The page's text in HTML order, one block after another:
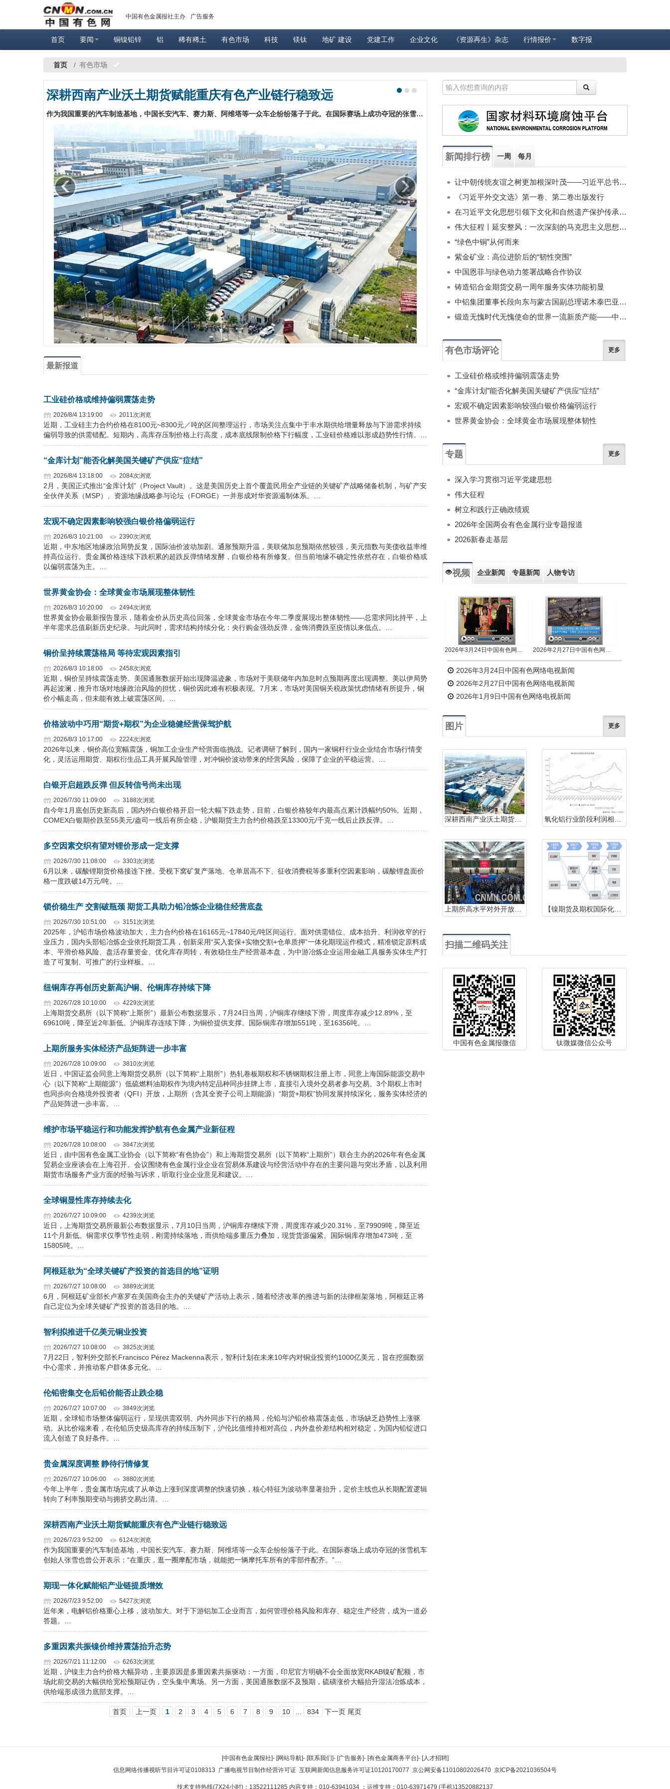
中国有色金属报社主办 广告服务
首页 要闻 铜镍铅锌 铝 稀有稀土 有色市场 科技 镁钛 地矿 建设 党建工作 企业文化 《资源再生》杂志 行情报价 数字报
首页 / 有色市场
深耕西南产业沃土期货赋能重庆有色产业链行稳致远
作为我国重要的汽车制造基地，中国长安汽车、赛力斯、阿维塔等一众车企纷纷落子于此。在国际赛场上成功夺冠的张雪机车创始人张雪也曾公开表示：“在重庆，逛一圈摩配市场，就能把一辆摩托车所有的零部件配齐。”…
‹ ›
最新报道
工业硅价格或维持偏弱震荡走势
2026/8/4 13:19:00 2011次浏览
近期，工业硅主力合约价格在8100元~8300元／吨的区间整理运行，市场关注点集中于丰水期供给增量释放与下游需求持续
偏弱导致的供需错配。短期内，高库存压制价格上行高度，成本底线限制价格下行幅度，工业硅价格难以形成趋势性行情。…
“金库计划”能否化解美国关键矿产供应“症结”
2026/8/4 13:18:00 2084次浏览
2月，美国正式推出“金库计划”（Project Vault）。这是美国历史上首个覆盖民用全产业链的关键矿产战略储备机制，与矿产安
全伙伴关系（MSP）、资源地缘战略参与论坛（FORGE）一并形成对华资源遏制体系。…
宏观不确定因素影响较强白银价格偏弱运行
2026/8/3 10:21:00 2390次浏览
近期，中东地区地缘政治局势反复，国际油价波动加剧。通胀预期升温，美联储加息预期依然较强，美元指数与美债收益率维
持高位运行。贵金属价格连续下跌积累的超跌反弹情绪发酵，白银价格有所修复。但当前地缘不确定性依然存在，白银价格或
以偏弱震荡为主。…
世界黄金协会：全球黄金市场展现整体韧性
2026/8/3 10:20:00 2494次浏览
世界黄金协会最新报告显示，随着金价从历史高位回落，全球黄金市场在今年二季度展现出整体韧性——总需求同比持平，上
半年需求总值刷新历史纪录。与此同时，需求结构持续分化：央行购金强劲反弹，金饰消费跌至疫情以来低点。…
铜价呈持续震荡格局 等待宏观因素指引
2026/8/3 10:18:00 2458次浏览
近期，铜价呈持续震荡走势。美国通胀数据开始出现降温迹象，市场对于美联储年内加息时点预期再度出现调整。美以伊局势
再起波澜，推升市场对地缘政治风险的担忧，铜价因此难有积极表现。7月末，市场对美国铜关税政策忧虑情绪有所提升，铜
价小幅走高，但未能有效上破震荡区间。…
价格波动中巧用“期货+期权”为企业稳健经营保驾护航
2026/8/3 10:17:00 2224次浏览
2026年以来，铜价高位宽幅震荡，铜加工企业生产经营面临挑战。记者调研了解到，国内一家铜杆行业企业结合市场行情变
化，灵活运用期货、期权衍生品工具开展风险管理，对冲铜价波动带来的经营风险，保障了企业的平稳运营。…
白银开启超跌反弹 但反转信号尚未出现
2026/7/30 11:09:00 3188次浏览
自今年1月底创历史新高后，国内外白银价格开启一轮大幅下跌走势，目前，白银价格较年内最高点累计跌幅约50%。近期，
COMEX白银期价跌至55美元/盎司一线后有所企稳，沪银期货主力合约价格跌至13300元/千克一线后止跌反弹。…
多空因素交织有望对锂价形成一定支撑
2026/7/30 11:08:00 3303次浏览
6月以来，碳酸锂期货价格接连下挫。受枧下窝矿复产落地、仓单居高不下、征收消费税等多重利空因素影响，碳酸锂盘面价
格一度跌破14万元/吨。…
锁价稳生产 交割破瓶颈 期货工具助力铅冶炼企业稳住经营底盘
2026/7/30 10:51:00 3151次浏览
2025年，沪铅市场价格波动加大，主力合约价格在16165元~17840元/吨区间运行。面对供需错位、成本抬升、利润收窄的行
业压力，国内头部铅冶炼企业依托期货工具，创新采用“买入套保+实物交割+仓单质押”一体化期现运作模式，精准锁定原料成
本、平滑价格风险、盘活存量资金、优化库存周转，有效稳住生产经营基本盘，为中游冶炼企业运用金融工具服务实体生产打
造了可复制、可推广的行业样板。…
纽铜库存再创历史新高沪铜、伦铜库存持续下降
2026/7/28 10:10:00 4229次浏览
上海期货交易所（以下简称“上斯所”）最新公布数据显示，7月24日当周，沪铜库存继续下滑，周度库存减少12.89%，至
69610吨，降至近2年新低。沪铜库存连续下降，为铜价提供支撑。国际铜库存增加551吨，至16356吨。…
上期所服务实体经济产品矩阵进一步丰富
2026/7/28 10:09:00 3810次浏览
近日，中国证监会同意上海期货交易所（以下简称“上期所”）热轧卷板期权和不锈钢期权注册上市，同意上海国际能源交易中
心（以下简称“上期能源”）低硫燃料油期权作为境内特定品种同步挂牌上市，直接引入境外交易者参与交易。3个期权上市时
也同步向合格境外投资者（QFI）开放，上期所（含其全资子公司上期能源）“期货+期权”协同发展持续深化，服务实体经济的
产品矩阵进一步丰富。…
维护市场平稳运行和功能发挥护航有色金属产业新征程
2026/7/28 10:08:00 3847次浏览
近日，由中国有色金属工业协会（以下简称“有色协会”）和上海期货交易所（以下简称“上期所”）联合主办的2026年有色金属
贸易企业座谈会在上海召开。会议围绕有色金属行业企业在贸易体系建设与经营活动中存在的主要问题与突出矛盾，以及利用
期货市场服务产业方面的经验与诉求，听取行业企业意见和建议。…
全球铜显性库存持续去化
2026/7/27 10:09:00 4239次浏览
近日，上海期货交易所最新公布数据显示，7月10日当周，沪铜库存继续下滑，周度库存减少20.31%，至79909吨，降至近
11个月新低。铜需求仅季节性走弱，刚需持续落地，而供给端多重压力叠加，现货货源偏紧。国际铜库存增加473吨，至
15805吨。…
阿根廷欲为“全球关键矿产投资的首选目的地”证明
2026/7/27 10:08:00 3889次浏览
6月，阿根廷矿业部长卢塞罗在美国商会主办的关键矿产活动上表示，随着经济改革的推进与新的法律框架落地，阿根廷正将
自己定位为全球关键矿产投资的首选目的地。…
智利拟推进千亿美元铜业投资
2026/7/27 10:08:00 3825次浏览
7月22日，智利外交部长Francisco Pérez Mackenna表示，智利计划在未来10年内对铜业投资约1000亿美元，旨在挖掘数据
中心需求，并推动客户群体多元化。…
伦铅密集交仓后铅价能否止跌企稳
2026/7/27 10:07:00 3849次浏览
近期，全球铅市场整体偏弱运行，呈现供需双弱、内外同步下行的格局，伦铅与沪铅价格震荡走低，市场缺乏趋势性上涨驱
动。从比价端来看，在伦铅历史级高库存的持续压制下，沪伦比值维持相对高位，内外盘价差结构相对稳定，为国内铅锭进口
流入创造了良好条件。…
贵金属深度调整 静待行情修复
2026/7/27 10:06:00 3880次浏览
今年上半年，贵金属市场完成了从单边上涨到深度调整的快速切换，核心特征为波动率显著抬升，定价主线也从长期配置逻辑
转向了利率预期变动与拥挤交易出清。…
深耕西南产业沃土期货赋能重庆有色产业链行稳致远
2026/7/23 9:52:00 6124次浏览
作为我国重要的汽车制造基地，中国长安汽车、赛力斯、阿维塔等一众车企纷纷落子于此。在国际赛场上成功夺冠的张雪机车
创始人张雪也曾公开表示：“在重庆，逛一圈摩配市场，就能把一辆摩托车所有的零部件配齐。”…
期现一体化赋能铝产业链提质增效
2026/7/23 9:52:00 5427次浏览
近年来，电解铝价格重心上移，波动加大。对于下游铝加工企业而言，如何管理价格风险和库存、稳定生产经营，成为一道必
答题。…
多重因素共振镍价维持震荡抬升态势
2026/7/21 11:12:00 6263次浏览
近期，沪镍主力合约价格大幅异动，主要原因是多重因素共振驱动：一方面，印尼官方明确不会全面放宽RKAB镍矿配额，市
场此前交易的大幅供给宽松预期证伪，空头集中离场。另一方面，美国通胀数据不及预期，硫磺涨价大幅抬升湿法冶炼成本，
供给端形成强力底部支撑。…
首页 上一页 1 2 3 4 5 6 7 8 9 10 834 下一页 尾页
新闻排行榜 一周 每月
让中朝传统友谊之树更加根深叶茂——习近平总书记对朝鲜进行国事访问纪实
《习近平外交文选》第一卷、第二卷出版发行
在习近平文化思想引领下文化和自然遗产保护传承利用工作开创新局面
伟大征程丨延安整风：一次深刻的马克思主义思想教育运动
“绿色中铜”从何而来
紫金矿业：高位进阶后的“韧性突围”
中国恩菲与绿色动力签署战略合作协议
铸造铝合金期货交易一周年服务实体功能初显
中铝集团董事长段向东与蒙古国副总理诺木泰巴亚尔举行会谈
锻造无愧时代无愧使命的世界一流新质产能——中国有色金属工业的战略应对与破局之道（二）
有色市场评论 更多
工业硅价格或维持偏弱震荡走势
“金库计划”能否化解美国关键矿产供应“症结”
宏观不确定因素影响较强白银价格偏弱运行
世界黄金协会：全球黄金市场展现整体韧性
专题 更多
深入学习贯彻习近平党建思想
伟大征程
树立和践行正确政绩观
2026年全国两会有色金属行业专题报道
2026新春走基层
视频 企业新闻 专题新闻 人物专访
2026年3月24日中国有色网络电视新闻 2026年2月27日中国有色网络电视新闻
2026年3月24日中国有色网络电视新闻
2026年2月27日中国有色网络电视新闻
2026年1月9日中国有色网络电视新闻
图片 更多
扫描二维码关注
中国有色金属报微信 钛微媒微信公众号
[中国有色金属报社]- [网站导航]- [联系我们]- [广告服务]- [有色金属商务平台]- [人才招聘]
信息网络传播视听节目许可证0108313 广播电视节目制作经营许可证 互联网新闻信息服务许可证10120170077 京公网安备11010802026470 京ICP备2021036504号
技术支持热线(7X24小时)：13522111285 内容支持：010-63941034 ；运维支持：010-63971479 (手机)13520882137